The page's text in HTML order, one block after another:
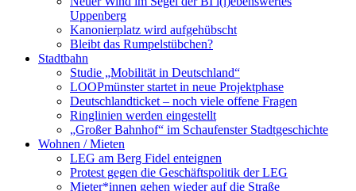
Uppenberg
Kanonierplatz wird aufgehübscht
Bleibt das Rumpelstübchen?
Stadtbahn
Studie „Mobilität in Deutschland“
LOOPmünster startet in neue Projektphase
Deutschlandticket – noch viele offene Fragen
Ringlinien werden eingestellt
„Großer Bahnhof“ im Schaufenster Stadtgeschichte
Wohnen / Mieten
LEG am Berg Fidel enteignen
Protest gegen die Geschäftspolitik der LEG
Mieter*innen gehen wieder auf die Straße